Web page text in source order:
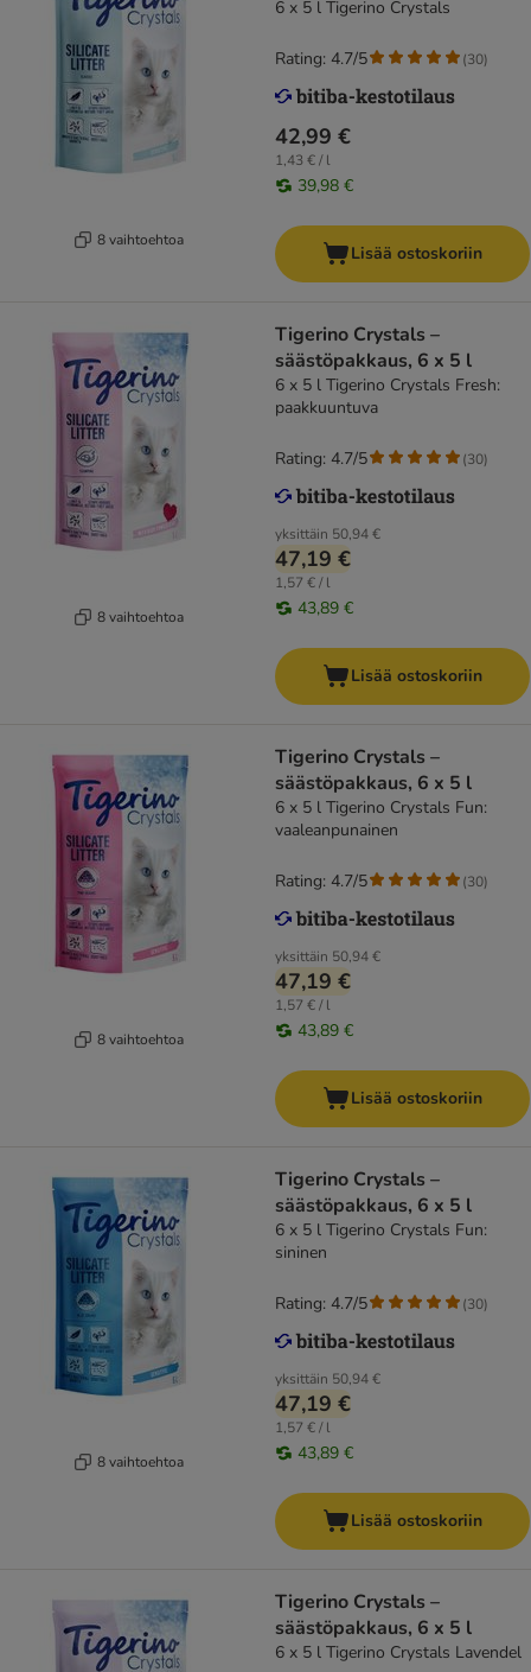
8 vaihtoehtoa
6 x 5 l Tigerino Crystals
42,99 €
1,43 € / l
39,98 €
Rating: 4.7/5 (30)
Lisää ostoskoriin
8 vaihtoehtoa
Tigerino Crystals –
säästöpakkaus, 6 x 5 l
6 x 5 l Tigerino Crystals Fresh:
paakkuuntuva
yksittäin 50,94 €
47,19 €
1,57 € / l
43,89 €
Rating: 4.7/5 (30)
Lisää ostoskoriin
8 vaihtoehtoa
Tigerino Crystals –
säästöpakkaus, 6 x 5 l
6 x 5 l Tigerino Crystals Fun:
vaaleanpunainen
yksittäin 50,94 €
47,19 €
1,57 € / l
43,89 €
Rating: 4.7/5 (30)
Lisää ostoskoriin
8 vaihtoehtoa
Tigerino Crystals –
säästöpakkaus, 6 x 5 l
6 x 5 l Tigerino Crystals Fun:
sininen
yksittäin 50,94 €
47,19 €
1,57 € / l
43,89 €
Rating: 4.7/5 (30)
Lisää ostoskoriin
Tigerino Crystals –
säästöpakkaus, 6 x 5 l
6 x 5 l Tigerino Crystals Lavendel